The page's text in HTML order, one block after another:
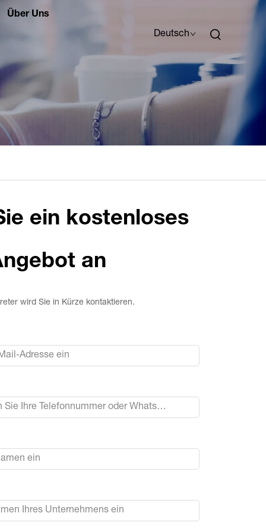
Über Uns
Deutsch
ein kostenloses
an
wird Sie in Kürze kontaktieren.